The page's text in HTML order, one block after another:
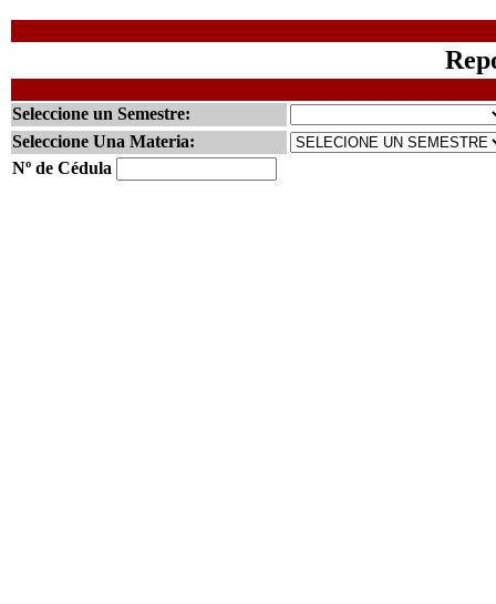
Seleccione un Semestre:
Seleccione Una Materia:
Nº de Cédula